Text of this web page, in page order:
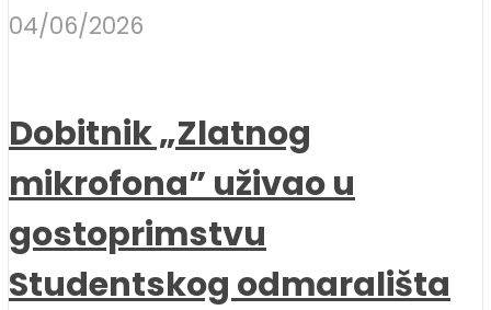
04/06/2026
Dobitnik „Zlatnog
mikrofona” uživao u
gostoprimstvu
Studentskog odmarališta